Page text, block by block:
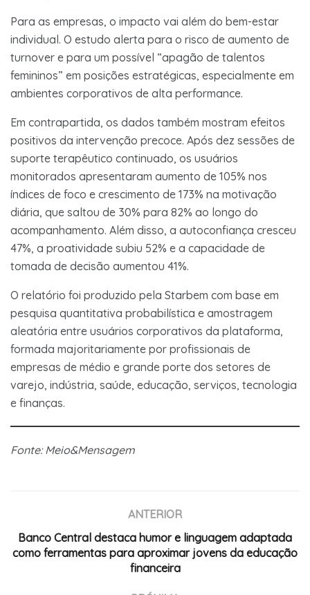
Para as empresas, o impacto vai além do bem-estar
individual. O estudo alerta para o risco de aumento de
turnover e para um possível “apagão de talentos
femininos” em posições estratégicas, especialmente em
ambientes corporativos de alta performance.
Em contrapartida, os dados também mostram efeitos
positivos da intervenção precoce. Após dez sessões de
suporte terapêutico continuado, os usuários
monitorados apresentaram aumento de 105% nos
índices de foco e crescimento de 173% na motivação
diária, que saltou de 30% para 82% ao longo do
acompanhamento. Além disso, a autoconfiança cresceu
47%, a proatividade subiu 52% e a capacidade de
tomada de decisão aumentou 41%.
O relatório foi produzido pela Starbem com base em
pesquisa quantitativa probabilística e amostragem
aleatória entre usuários corporativos da plataforma,
formada majoritariamente por profissionais de
empresas de médio e grande porte dos setores de
varejo, indústria, saúde, educação, serviços, tecnologia
e finanças.
Fonte: Meio&Mensagem
ANTERIOR
Banco Central destaca humor e linguagem adaptada
como ferramentas para aproximar jovens da educação
financeira